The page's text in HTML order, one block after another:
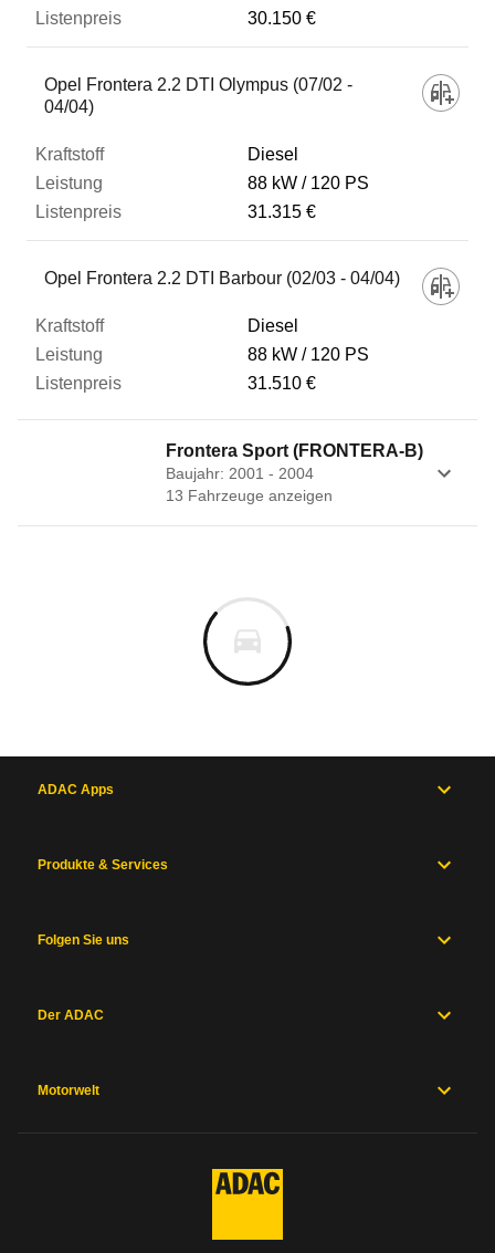
30.150 €
Opel Frontera 2.2 DTI Olympus (07/02 -
04/04)
Diesel
88 kW
120 PS
31.315 €
Opel Frontera 2.2 DTI Barbour (02/03 - 04/04)
Diesel
88 kW
120 PS
31.510 €
Frontera Sport (FRONTERA-B)
Baujahr: 2001 - 2004
13 Fahrzeuge anzeigen
ADAC Apps
Produkte & Services
Folgen Sie uns
Der ADAC
Motorwelt